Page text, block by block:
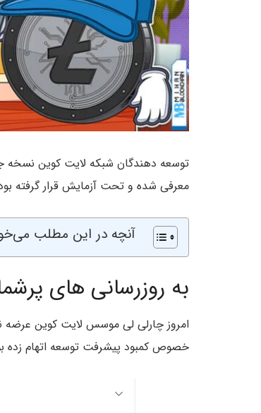
معرفی شده و تحت آزمایش قرار گرفته
آنچه در این مطلب
به روزرسانی های
امروز چارلی لی موسس لایت کوین عرضه
خصوص کمبود پیشرفت توسعه اتهام زده